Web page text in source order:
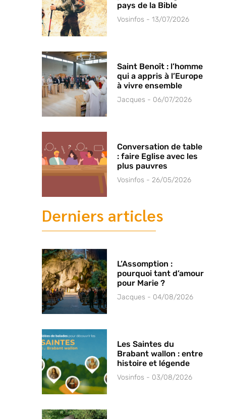
pays de la Bible
Vosinfos 13/07/2026
Saint Benoît : l’homme
qui a appris à l’Europe
à vivre ensemble
Jacques 06/07/2026
Conversation de table
: faire Eglise avec les
plus pauvres
Vosinfos 26/05/2026
Derniers articles
L’Assomption :
pourquoi tant d’amour
pour Marie ?
Jacques 04/08/2026
Les Saintes du
Brabant wallon : entre
histoire et légende
Vosinfos 03/08/2026